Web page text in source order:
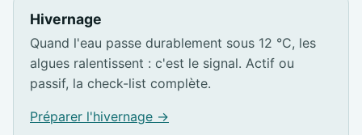
Hivernage
Quand l'eau passe durablement sous 12 °C, les
algues ralentissent : c'est le signal. Actif ou
passif, la check-list complète.
Préparer l'hivernage →